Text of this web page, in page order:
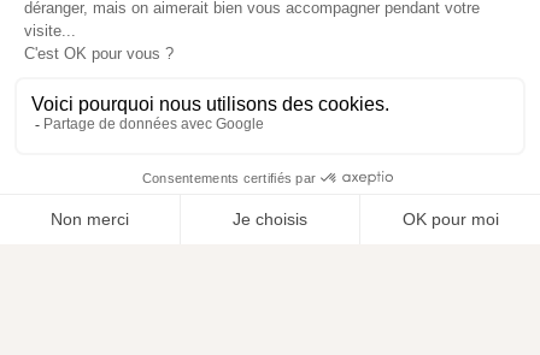
Services
Aide & Conseils
© ViveLelevage 2026